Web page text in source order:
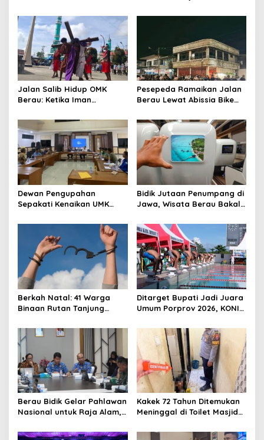
Internasional Kaltim
Sambil Berkebaya
Jalan Salib Hidup OMK
Berau: Ketika Iman
Panggung
Pesepeda Ramaikan Jalan
Berau Lewat Abissia Bike
Dewan Pengupahan
Sepakati Kenaikan UMK
Bidik Jutaan Penumpang di
Jawa, Wisata Berau Bakal
Kereta Api Indonesia
Berkah Natal: 41 Warga
Binaan Rutan Tanjung
Masa Tahanan
Ditarget Bupati Jadi Juara
Umum Porprov 2026, KONI
Mendukung
Berau Bidik Gelar Pahlawan
Nasional untuk Raja Alam,
Pijakan Awal
Kakek 72 Tahun Ditemukan
Meninggal di Toilet Masjid